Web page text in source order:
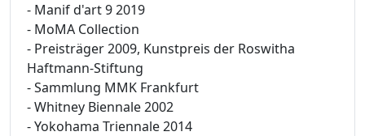
- Manif d'art 9 2019
- MoMA Collection
- Preisträger 2009, Kunstpreis der Roswitha
Haftmann-Stiftung
- Sammlung MMK Frankfurt
- Whitney Biennale 2002
- Yokohama Triennale 2014